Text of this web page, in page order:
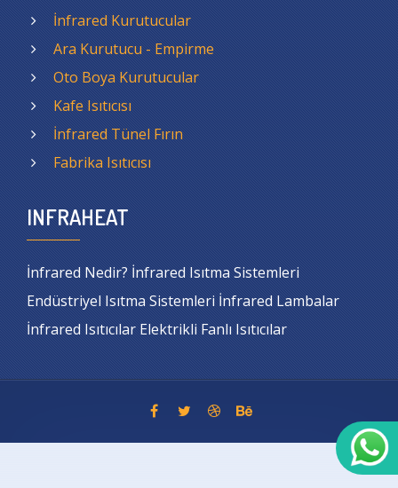
İnfrared Kurutucular
Ara Kurutucu - Empirme
Oto Boya Kurutucular
Kafe Isıtıcısı
İnfrared Tünel Fırın
Fabrika Isıtıcısı
INFRAHEAT
İnfrared Nedir? İnfrared Isıtma Sistemleri
Endüstriyel Isıtma Sistemleri İnfrared Lambalar
İnfrared Isıtıcılar Elektrikli Fanlı Isıtıcılar